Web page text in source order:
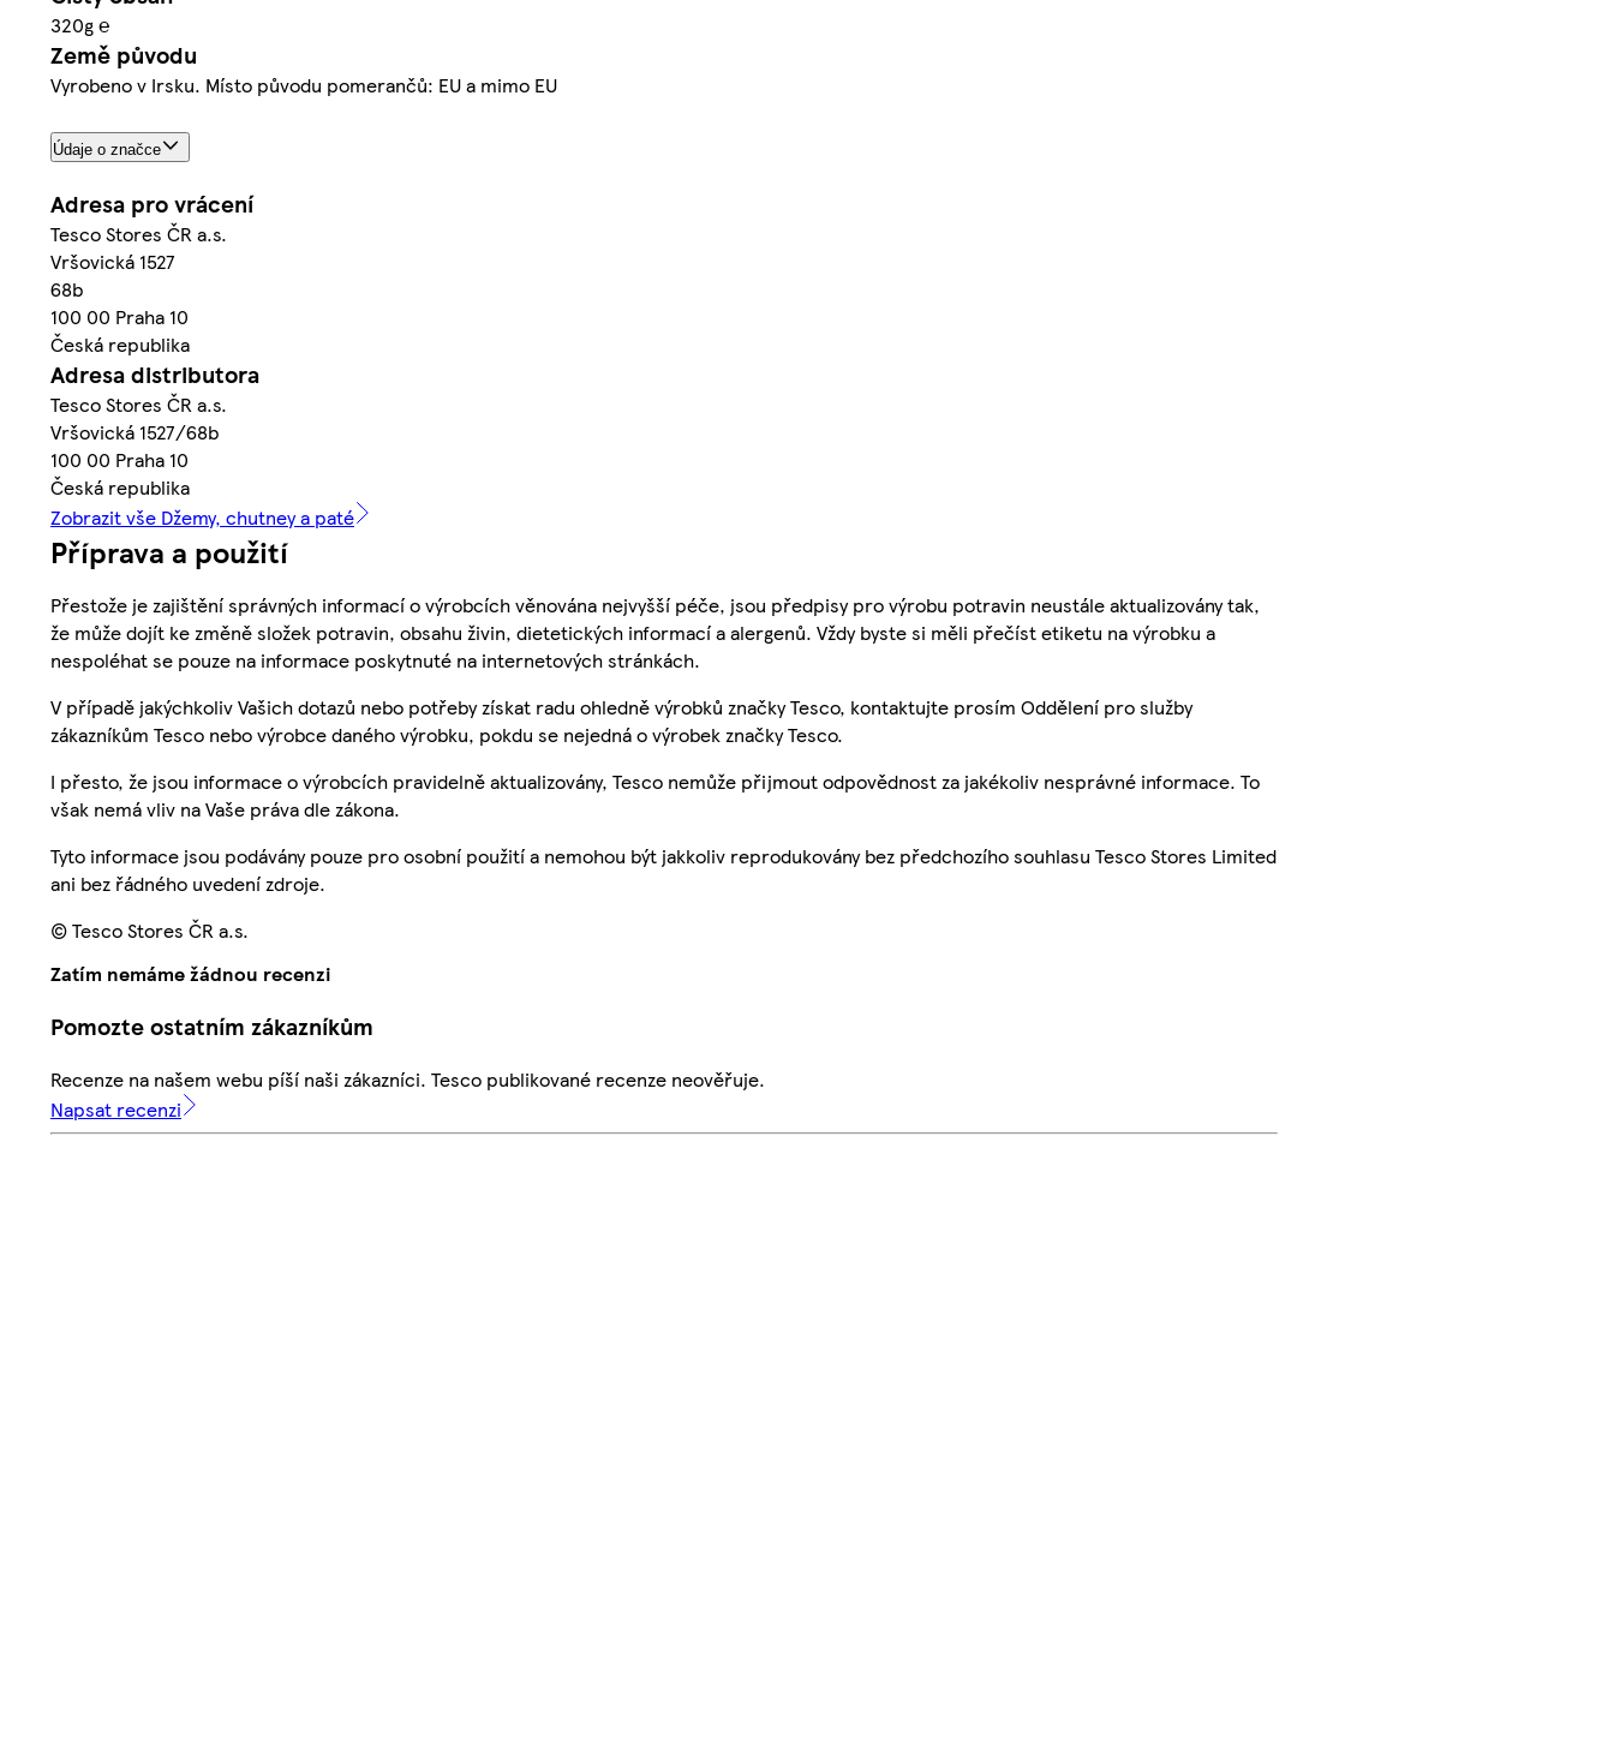
320g ℮
Země původu
Vyrobeno v Irsku. Místo původu pomerančů: EU a mimo EU
Údaje o značce
Adresa pro vrácení
Tesco Stores ČR a.s.
Vršovická 1527
68b
100 00 Praha 10
Česká republika
Adresa distributora
Tesco Stores ČR a.s.
Vršovická 1527/68b
100 00 Praha 10
Česká republika
Zobrazit vše Džemy, chutney a paté
Příprava a použití
Přestože je zajištění správných informací o výrobcích věnována nejvyšší péče, jsou předpisy pro výrobu potravin neustále aktualizovány tak,
že může dojít ke změně složek potravin, obsahu živin, dietetických informací a alergenů. Vždy byste si měli přečíst etiketu na výrobku a
nespoléhat se pouze na informace poskytnuté na internetových stránkách.
V případě jakýchkoliv Vašich dotazů nebo potřeby získat radu ohledně výrobků značky Tesco, kontaktujte prosím Oddělení pro služby
zákazníkům Tesco nebo výrobce daného výrobku, pokdu se nejedná o výrobek značky Tesco.
I přesto, že jsou informace o výrobcích pravidelně aktualizovány, Tesco nemůže přijmout odpovědnost za jakékoliv nesprávné informace. To
však nemá vliv na Vaše práva dle zákona.
Tyto informace jsou podávány pouze pro osobní použití a nemohou být jakkoliv reprodukovány bez předchozího souhlasu Tesco Stores Limited
ani bez řádného uvedení zdroje.
© Tesco Stores ČR a.s.
Zatím nemáme žádnou recenzi
Pomozte ostatním zákazníkům
Recenze na našem webu píší naši zákazníci. Tesco publikované recenze neověřuje.
Napsat recenzi